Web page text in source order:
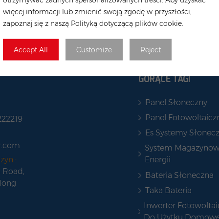
więcej informacji lub zmienić swoją zgodę w przyszłości,
zapoznaj się z naszą Polityką dotyczącą plików cookie.
Accept All Customize Reject
:
GORĄCE TAGI
Panel Słoneczny
Panel
Es Systemy
System
Energii
Bateria Słoneczna
Taka Bateria
Inwerter